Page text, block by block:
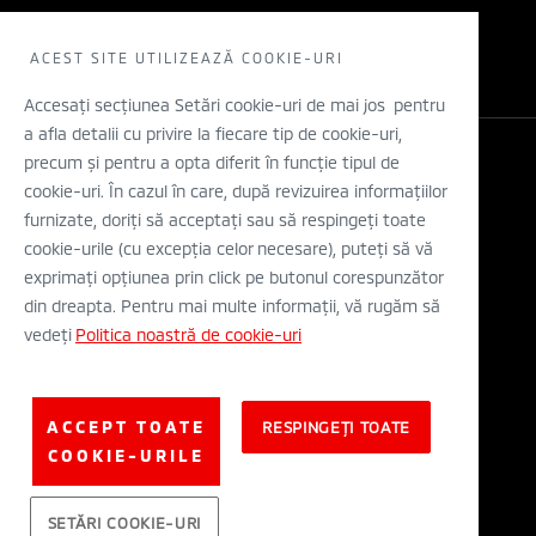
Electric
Concept cars
Stiri
Retea dealeri
Descarca o brosura
Configurator
Legal si Protectia Datelor cu Caracter Personal
Termeni si conditii
A.N.P.C.
Eticheta Europeana a Anvelopelor
Solutionarea alternativa a litigiilor
Solutionarea online a litigiilor
ACEST SITE UTILIZEAZĂ COOKIE-URI
Accesați secțiunea Setări cookie-uri de mai jos pentru
a afla detalii cu privire la fiecare tip de cookie-uri,
precum și pentru a opta diferit în funcție tipul de
cookie-uri. În cazul în care, după revizuirea informațiilor
furnizate, doriți să acceptați sau să respingeți toate
cookie-urile (cu excepția celor necesare), puteți să vă
exprimați opțiunea prin click pe butonul corespunzător
din dreapta. Pentru mai multe informații, vă rugăm să
vedeți Politica noastră de cookie-uri
ACCEPT TOATE
COOKIE-URILE
RESPINGEȚI TOATE
SETĂRI COOKIE-URI